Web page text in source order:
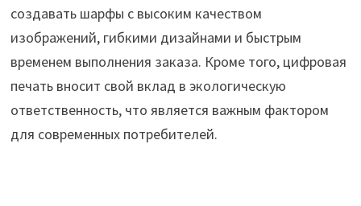
создавать шарфы с высоким качеством
изображений, гибкими дизайнами и быстрым
временем выполнения заказа. Кроме того, цифровая
печать вносит свой вклад в экологическую
ответственность, что является важным фактором
для современных потребителей.